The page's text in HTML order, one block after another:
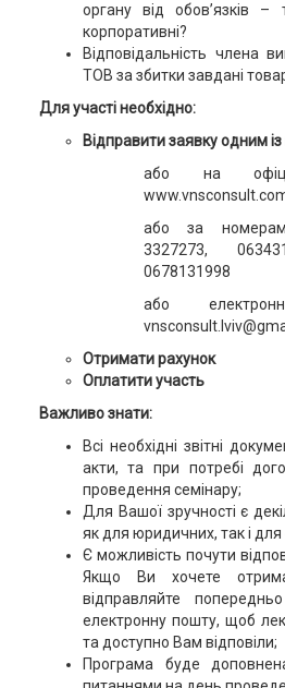
органу від обов’язків –
корпоративні?
Відповідальність члена
ТОВ за збитки завдані
Для участі необхідно:
Відправити заявку одним
або на
або за
3327273,
0678131998
або
Отримати рахунок
Оплатити участь
Важливо знати:
Всі необхідні звітні
акти, та при потребі
проведення семінару;
Для Вашої зручності є
як для юридичних, так і для
Є можливість почути
Якщо Ви хочете
відправляйте
електронну пошту, щоб
та доступно Вам відповіли;
Програма буде